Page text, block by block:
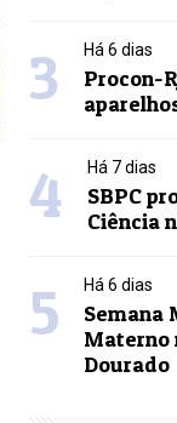
3 Há 6 dias
Procon-
4 Há 7 dias
SBPC
Ciência
5 Há 6 dias
Semana
Materno
Dourado